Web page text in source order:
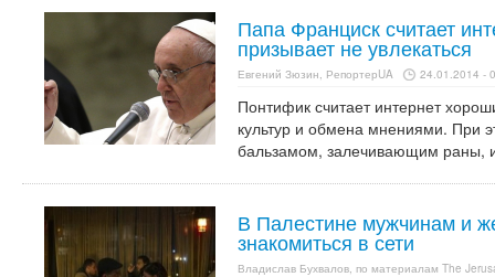
Папа Франциск считает
призывает не увлекаться
Евгений Зюзин, РепортерUA 24.01.2014 -
Понтифик считает интернет
культур и обмена мнениями. При
бальзамом, залечивающим раны,
В Палестине мужчинам и
знакомиться в сети
Владислав Бухвалов, по материалам The